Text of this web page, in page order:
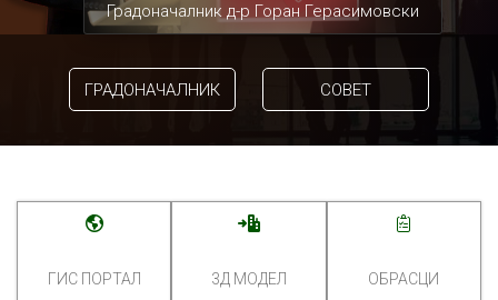
Градоначалник д-р Горан Герасимовски
ГРАДОНАЧАЛНИК СОВЕТ
ГИС ПОРТАЛ 3Д МОДЕЛ ОБРАСЦИ